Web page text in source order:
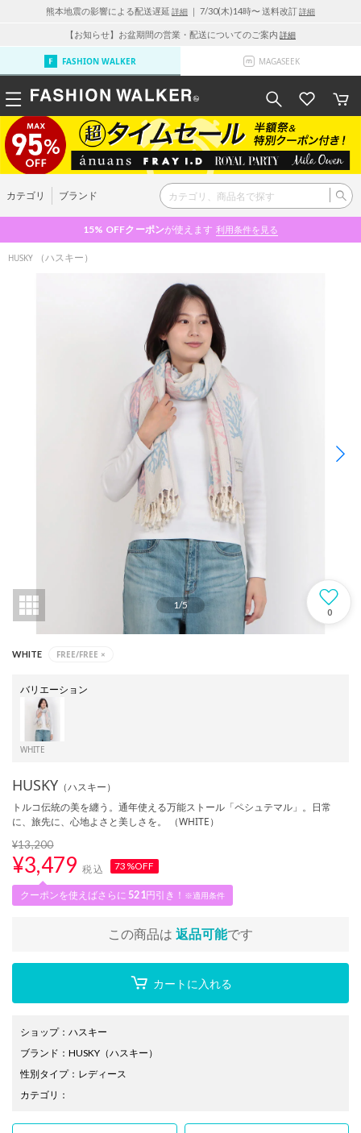
熊本地震の影響による配送遅延 詳細 ｜ 7/30(木)14時〜 送料改訂詳細
【お知らせ】お盆期間の営業・配送についてのご案内 詳細
FASHION WALKER MAGASEEK
カテゴリ ブランド
15% OFFクーポンが使えます 利用条件を見る
HUSKY （ハスキー）
1/5
0
WHITE FREE/FREE ×
バリエーション
WHITE
HUSKY （ハスキー）
トルコ伝統の美を纏う。通年使える万能ストール「ペシュテマル」。日常
に、旅先に、心地よさと美しさを。 （WHITE）
¥13,200
¥3,479 税込 73%OFF
クーポンを使えばさらに 521円引き！ ※適用条件
この商品は 返品可能です
カートに入れる
ショップ： ハスキー
ブランド ： HUSKY （ハスキー）
性別タイプ： レディース
カテゴリ ：